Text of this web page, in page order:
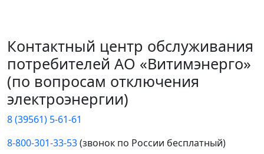
Контактный центр обслуживания
потребителей АО «Витимэнерго»
(по вопросам отключения
электроэнергии)
8 (39561) 5-61-61
8-800-301-33-53(звонок по России бесплатный)